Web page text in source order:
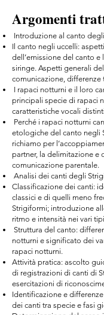
Argomenti
Introduzione al canto
Il canto negli uccelli:
dell’emissione del canto e
siringe. Aspetti generali
comunicazione, differenze
I rapaci notturni e il loro
principali specie di rapaci
caratteristiche vocali
Perché i rapaci notturni
etologiche del canto negli
richiamo per
partner, la delimitazione e
comunicazione parentale.
Analisi dei canti degli
Classificazione dei canti:
classici e di quelli meno
Strigiformi; introduzione
ritmo e intensità nei vari
Struttura del canto:
notturni e significato dei
rapaci notturni.
Attività pratica: ascolto
di registrazioni di canti di
esercitazioni di
Identificazione e
dei canti tra specie e fasi